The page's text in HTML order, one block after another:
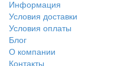
Информация
Условия доставки
Условия оплаты
Блог
О компании
Контакты